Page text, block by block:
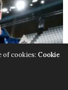
of cookies: Cookie